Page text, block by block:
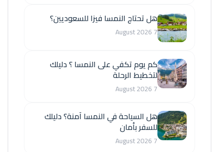
هل تحتاج النمسا فيزا للسعوديين؟
7 August 2026
كم يوم تكفي على النمسا ؟ دليلك
لتخطيط الرحلة
7 August 2026
هل السياحة في النمسا آمنة؟ دليلك
للسفر بأمان
7 August 2026